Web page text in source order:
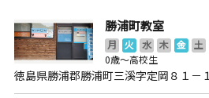
勝浦町教室
月 火 水 木 金 土
0歳～高校生
徳島県勝浦郡勝浦町三溪字定岡８１－１